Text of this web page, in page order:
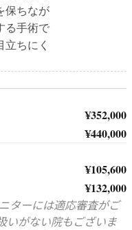
保ちなが
る手術で
ちにく
¥352,000
¥440,000
¥105,600
¥132,000
ターには適応審査がご
いがない院もございま